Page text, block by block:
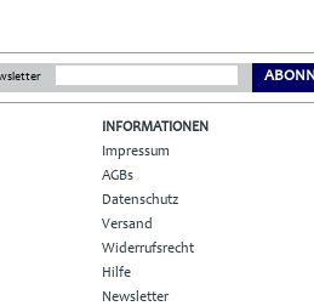
INFORMATIONEN
Impressum
AGBs
Datenschutz
Versand
Widerrufsrecht
Hilfe
Newsletter